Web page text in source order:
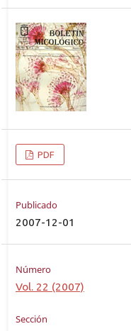
PDF
Publicado
2007-12-01
Número
Vol. 22 (2007)
Sección